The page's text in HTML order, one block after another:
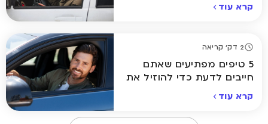
קרא עוד
2 דק' קריאה
5 טיפים מפתיעים שאתם
חייבים לדעת כדי להוזיל את
קרא עוד